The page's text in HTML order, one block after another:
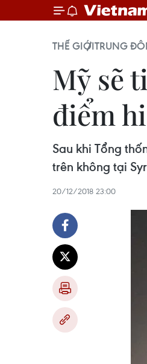
THẾ GIỚITRUNG
Mỹ sẽ
điểm
Sau khi Tổng
trên không tại
20/12/2018 23:00